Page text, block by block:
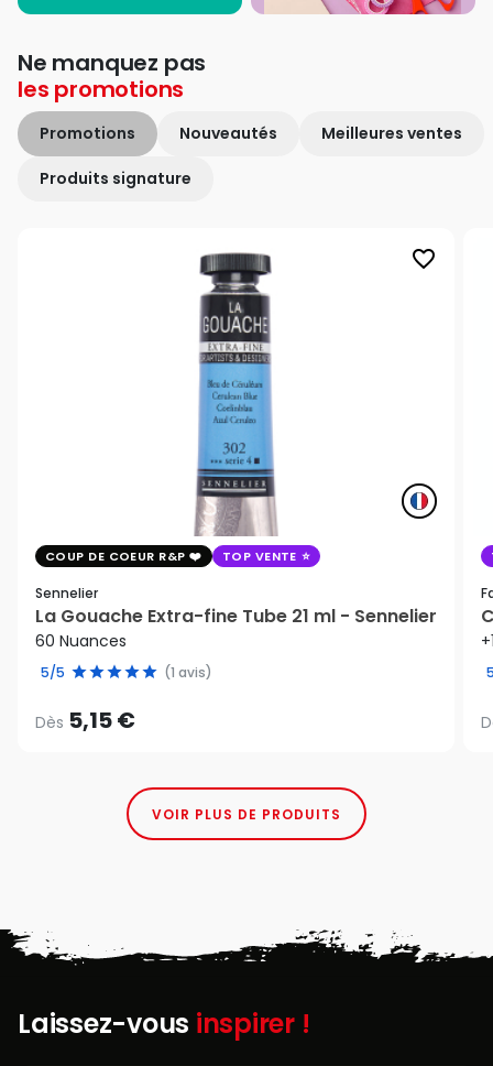
Ne manquez pas
les promotions
Promotions Nouveautés Meilleures ventes
Produits signature
favorite_border
COUP DE COEUR R&P TOP VENTE
Sennelier
La Gouache Extra-fine Tube 21 ml - Sennelier
60 Nuances
5/5 (1 avis)
Dès 5,15 €
VOIR PLUS DE PRODUITS
Laissez-vous inspirer !